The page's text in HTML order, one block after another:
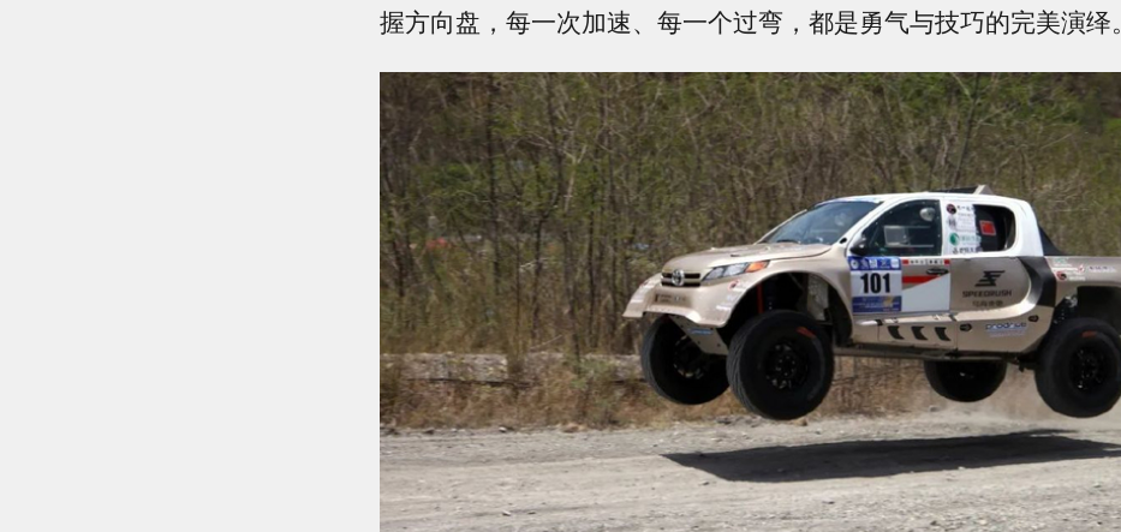
握方向盘，每一次加速、每一个过弯，都是勇气与技巧的完美演绎。